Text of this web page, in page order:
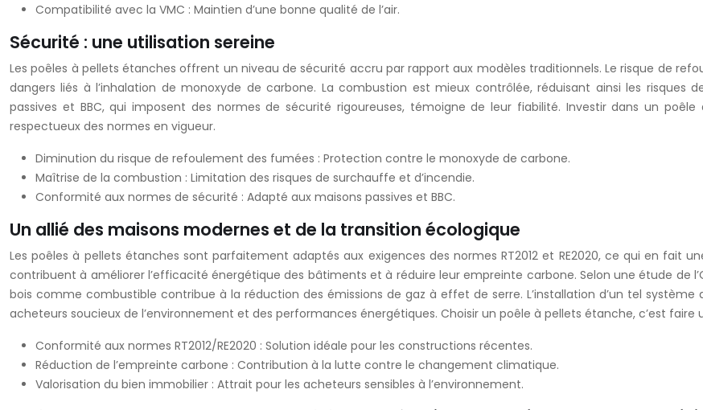
Compatibilité avec la VMC : Maintien d’une bonne qualité de l’air.
Sécurité : une utilisation sereine
Les poêles à pellets étanches offrent un niveau de sécurité accru par rapport aux modèles traditionnels. Le risque de
dangers liés à l’inhalation de monoxyde de carbone. La combustion est mieux contrôlée, réduisant ainsi les risques
passives et BBC, qui imposent des normes de sécurité rigoureuses, témoigne de leur fiabilité. Investir dans un
respectueux des normes en vigueur.
Diminution du risque de refoulement des fumées : Protection contre le monoxyde de carbone.
Maîtrise de la combustion : Limitation des risques de surchauffe et d’incendie.
Conformité aux normes de sécurité : Adapté aux maisons passives et BBC.
Un allié des maisons modernes et de la transition écologique
Les poêles à pellets étanches sont parfaitement adaptés aux exigences des normes RT2012 et RE2020, ce qui en fait
contribuent à améliorer l’efficacité énergétique des bâtiments et à réduire leur empreinte carbone. Selon une étude de
bois comme combustible contribue à la réduction des émissions de gaz à effet de serre. L’installation d’un tel
acheteurs soucieux de l’environnement et des performances énergétiques. Choisir un poêle à pellets étanche, c’est faire
Conformité aux normes RT2012/RE2020 : Solution idéale pour les constructions récentes.
Réduction de l’empreinte carbone : Contribution à la lutte contre le changement climatique.
Valorisation du bien immobilier : Attrait pour les acheteurs sensibles à l’environnement.